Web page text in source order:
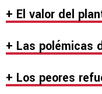
+ El valor del
+ Las polémicas
+ Los peores